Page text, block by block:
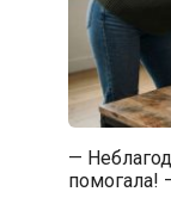
—
помогала!